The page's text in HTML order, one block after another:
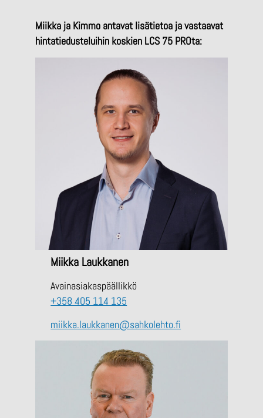
Miikka ja Kimmo antavat lisätietoa ja vastaavat
hintatiedusteluihin koskien LCS 75 PROta:
Miikka Laukkanen
Avainasiakaspäällikkö
+358 405 114 135
miikka.laukkanen@sahkolehto.fi